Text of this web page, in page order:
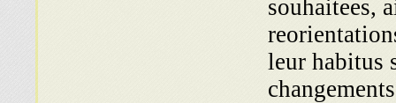
souhaitees,
leur habitus